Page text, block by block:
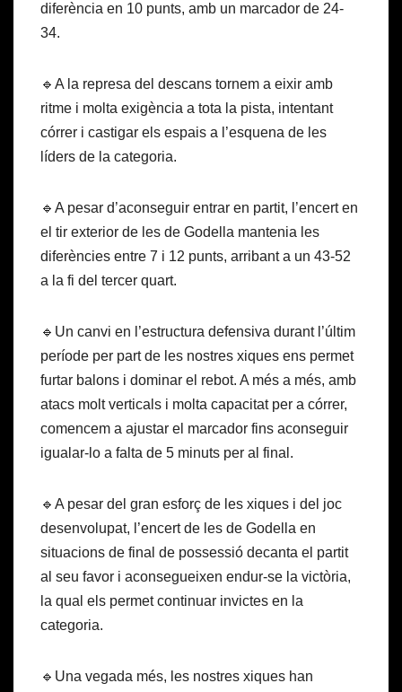
diferència en 10 punts, amb un marcador de 24-
34.
🔹A la represa del descans tornem a eixir amb
ritme i molta exigència a tota la pista, intentant
córrer i castigar els espais a l’esquena de les
líders de la categoria.
🔹A pesar d’aconseguir entrar en partit, l’encert en
el tir exterior de les de Godella mantenia les
diferències entre 7 i 12 punts, arribant a un 43-52
a la fi del tercer quart.
🔹Un canvi en l’estructura defensiva durant l’últim
període per part de les nostres xiques ens permet
furtar balons i dominar el rebot. A més a més, amb
atacs molt verticals i molta capacitat per a córrer,
comencem a ajustar el marcador fins aconseguir
igualar-lo a falta de 5 minuts per al final.
🔹A pesar del gran esforç de les xiques i del joc
desenvolupat, l’encert de les de Godella en
situacions de final de possessió decanta el partit
al seu favor i aconsegueixen endur-se la victòria,
la qual els permet continuar invictes en la
categoria.
🔹Una vegada més, les nostres xiques han